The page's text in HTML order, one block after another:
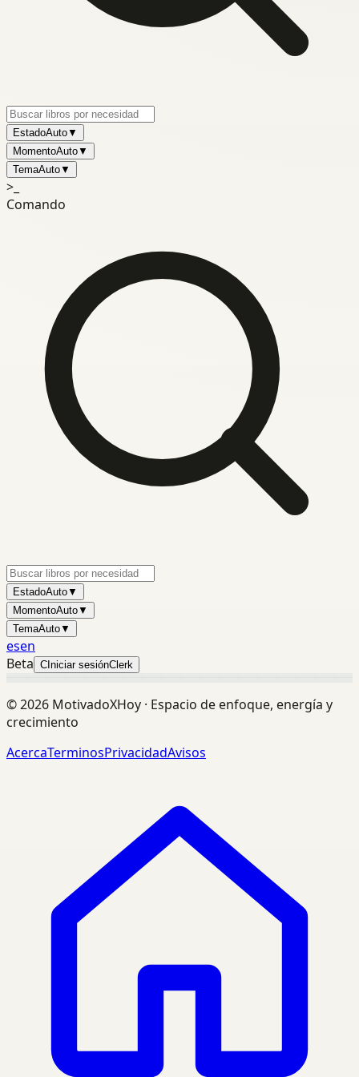
EstadoAuto▼
MomentoAuto▼
TemaAuto▼
>_
Comando
EstadoAuto▼
MomentoAuto▼
TemaAuto▼
esen
Beta C Iniciar sesiónClerk
©2026 MotivadoXHoy · Espacio de enfoque, energía y
crecimiento
AcercaTerminosPrivacidadAvisos